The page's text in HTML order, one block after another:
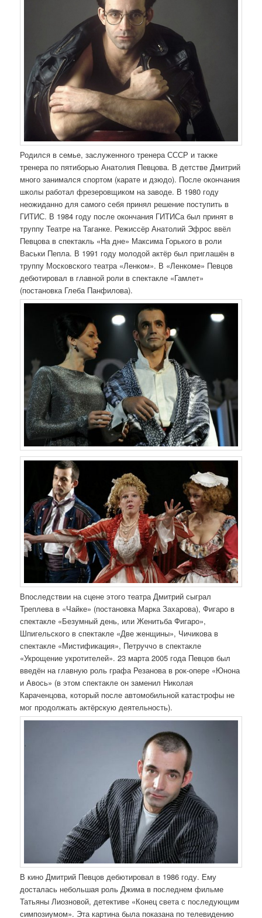
Родился в семье, заслуженного тренера СССР и также
тренера по пятиборью Анатолия Певцова. В детстве Дмитрий
много занимался спортом (карате и дзюдо). После окончания
школы работал фрезеровщиком на заводе. В 1980 году
неожиданно для самого себя принял решение поступить в
ГИТИС. В 1984 году после окончания ГИТИСа был принят в
труппу Театре на Таганке. Режиссёр Анатолий Эфрос ввёл
Певцова в спектакль «На дне» Максима Горького в роли
Васьки Пепла. В 1991 году молодой актёр был приглашён в
труппу Московского театра «Ленком». В «Ленкоме» Певцов
дебютировал в главной роли в спектакле «Гамлет»
(постановка Глеба Панфилова).
Впоследствии на сцене этого театра Дмитрий сыграл
Треплева в «Чайке» (постановка Марка Захарова), Фигаро в
спектакле «Безумный день, или Женитьба Фигаро»,
Шпигельского в спектакле «Две женщины», Чичикова в
спектакле «Мистификация», Петруччо в спектакле
«Укрощение укротителей». 23 марта 2005 года Певцов был
введён на главную роль графа Резанова в рок-опере «Юнона
и Авось» (в этом спектакле он заменил Николая
Караченцова, который после автомобильной катастрофы не
мог продолжать актёрскую деятельность).
В кино Дмитрий Певцов дебютировал в 1986 году. Ему
досталась небольшая роль Джима в последнем фильме
Татьяны Лиозновой, детективе «Конец света с последующим
симпозиумом». Эта картина была показана по телевидению